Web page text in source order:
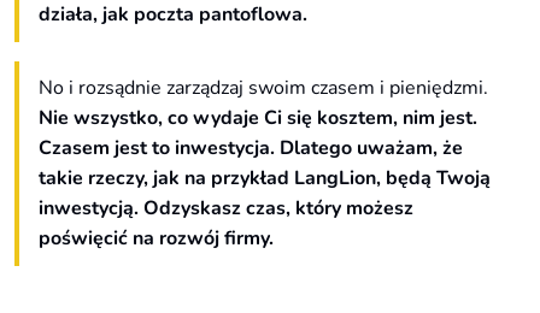
działa, jak poczta pantoflowa.
No i rozsądnie zarządzaj swoim czasem i pieniędzmi.
Nie wszystko, co wydaje Ci się kosztem, nim jest.
Czasem jest to inwestycja. Dlatego uważam, że
takie rzeczy, jak na przykład LangLion, będą Twoją
inwestycją. Odzyskasz czas, który możesz
poświęcić na rozwój firmy.